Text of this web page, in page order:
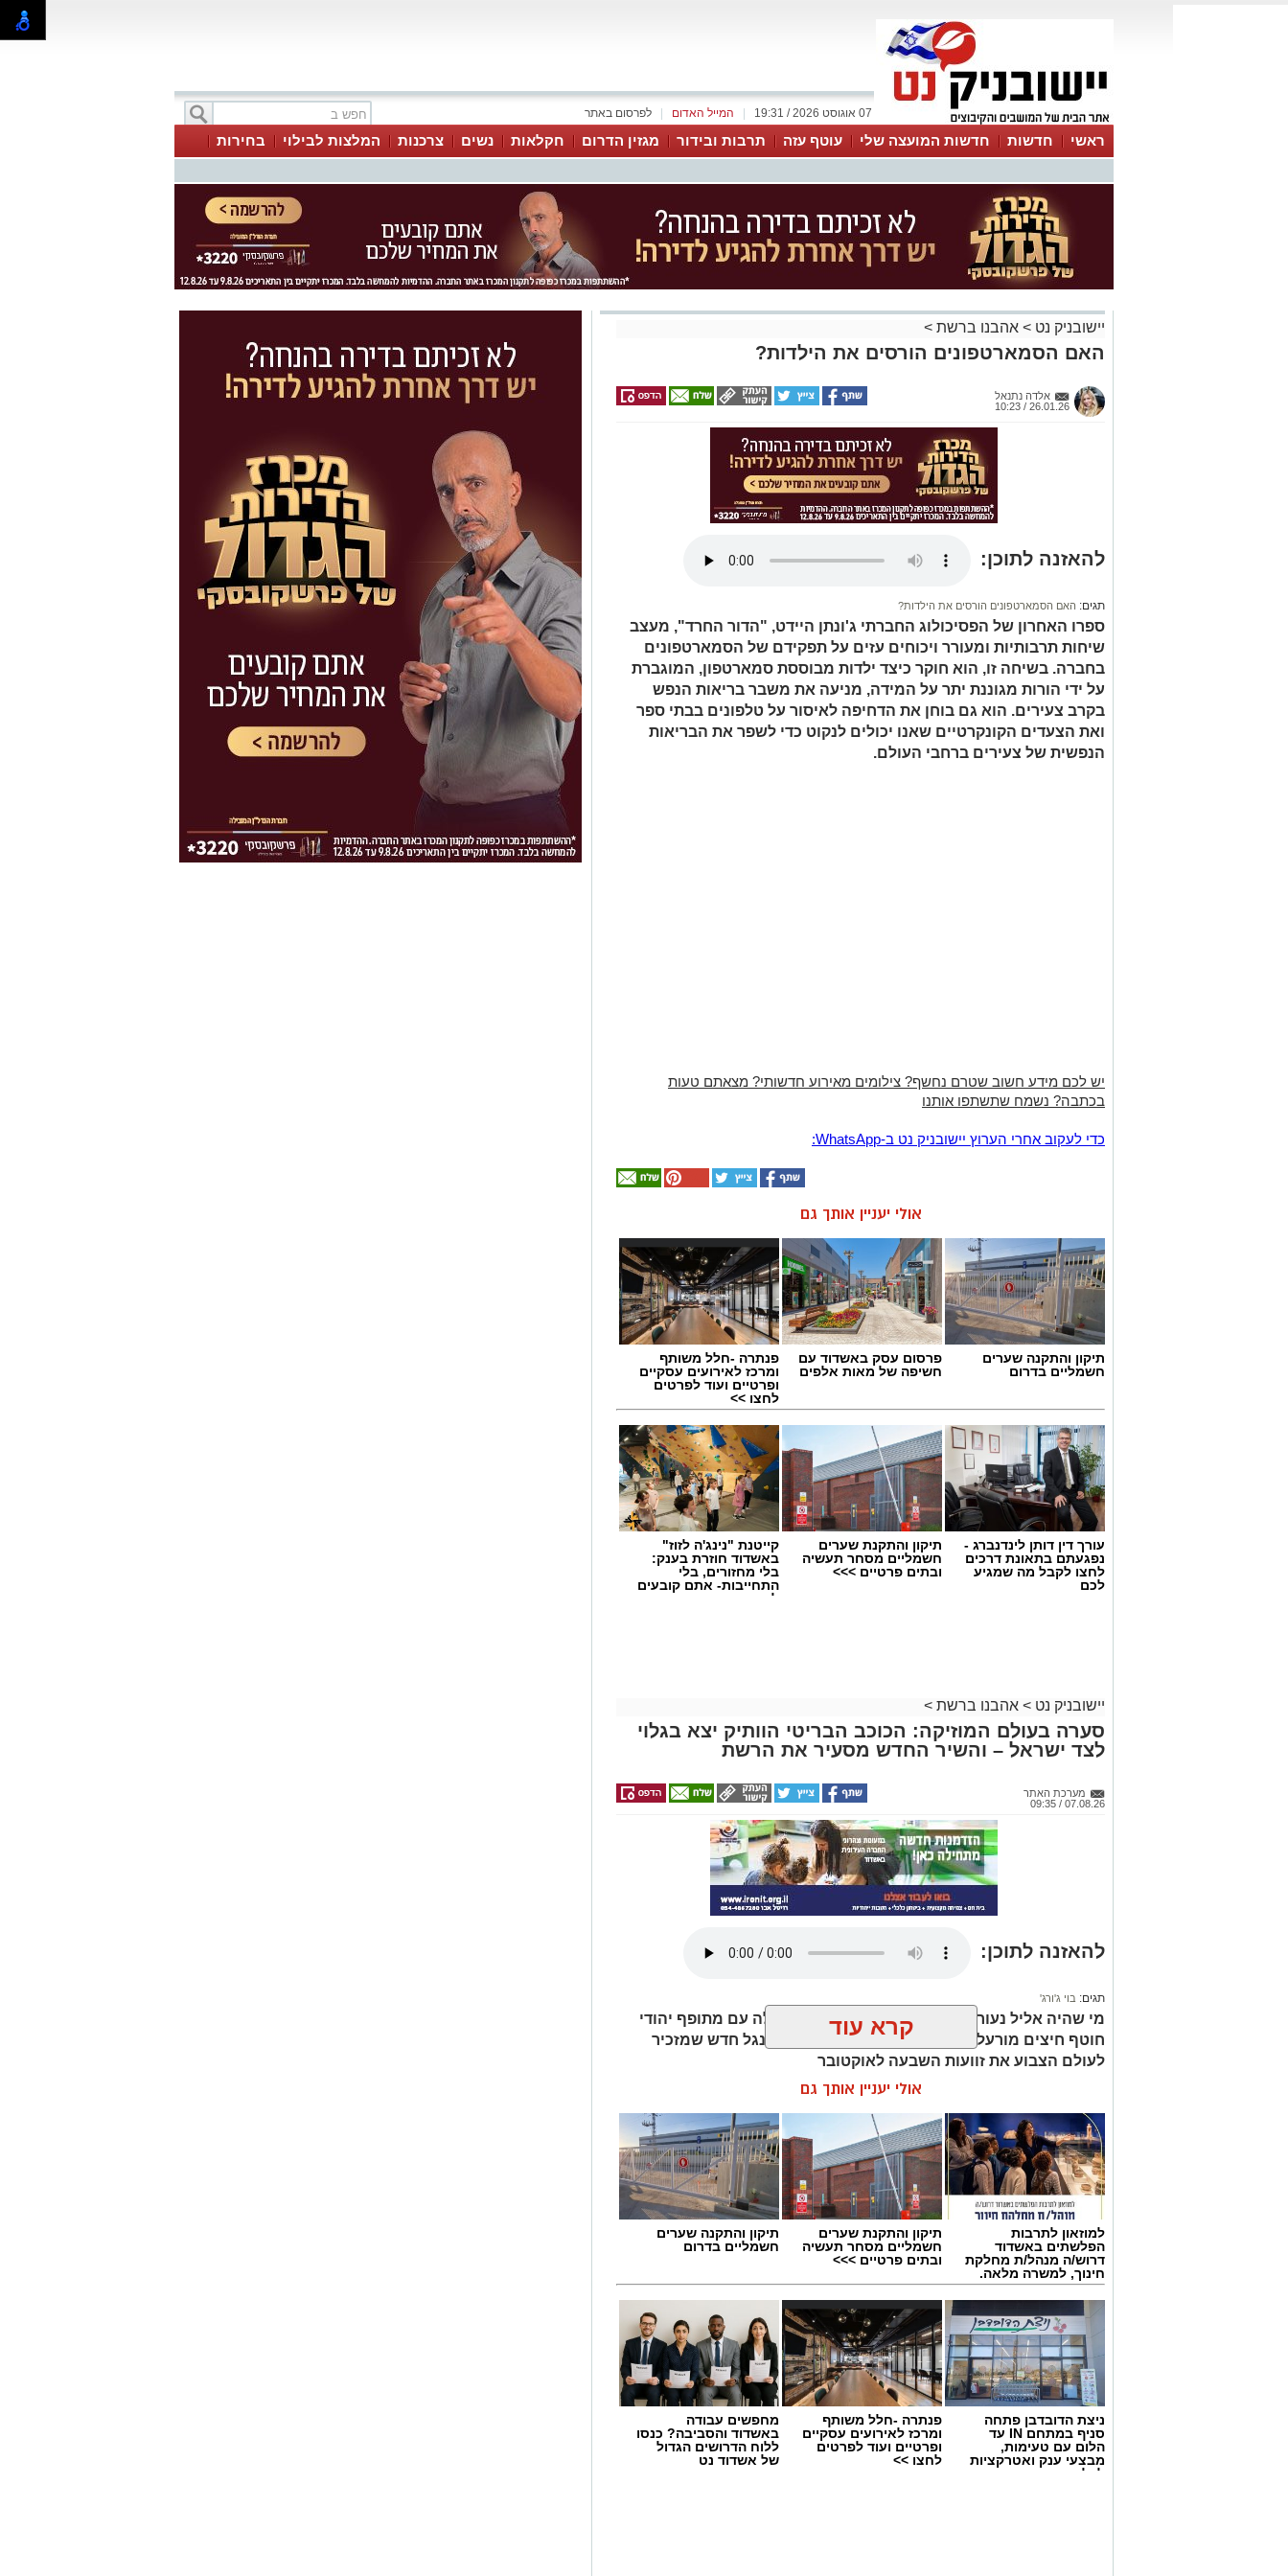
לפרסום באתר המייל האדום 07 אוגוסט 2026 / 19:31
ראשי חדשות חדשות המועצה שלי עוטף עזה תרבות ובידור מגזין הדרום חקלאות נשים צרכנות המלצות לבילוי
בחירות
יישובניק נט > אהבנו ברשת >
האם הסמארטפונים הורסים את הילדות?
אלדה נתנאל
26.01.26 / 10:23
להאזנה לתוכן:
תגים: האם הסמארטפונים הורסים את הילדות?
ספרו האחרון של הפסיכולוג החברתי ג'ונתן היידט, "הדור החרד", מעצב
שיחות תרבותיות ומעורר ויכוחים עזים על תפקידם של הסמארטפונים
בחברה. בשיחה זו, הוא חוקר כיצד ילדות מבוססת סמארטפון, המוגברת
על ידי הורות מגוננת יתר על המידה, מניעה את משבר בריאות הנפש
בקרב צעירים. הוא גם בוחן את הדחיפה לאיסור על טלפונים בבתי ספר
ואת הצעדים הקונקרטיים שאנו יכולים לנקוט כדי לשפר את הבריאות
הנפשית של צעירים ברחבי העולם.
יש לכם מידע חשוב שטרם נחשף? צילומים מאירוע חדשותי? מצאתם טעות
בכתבה? נשמח שתשתפו אותנו
‏כדי לעקוב אחרי הערוץ יישובניק נט ב-WhatsApp:‏‏‏
אולי יעניין אותך גם
תיקון והתקנה שערים
חשמליים בדרום
פרסום עסק באשדוד עם
חשיפה של מאות אלפים
פנתרה -חלל משותף
ומרכז לאירועים עסקיים
ופרטיים ועוד לפרטים
לחצו >>
עורך דין דותן לינדנברג -
נפגעתם בתאונת דרכים
לחצו לקבל מה שמגיע
לכם
תיקון והתקנת שערים
חשמליים מסחר תעשיה
ובתים פרטיים >>>
קייטנת "נינג'ה לזוז"
באשדוד חוזרת בענק:
בלי מחזורים, בלי
התחייבות- אתם קובעים
לכמה ואיזה ימים
יישובניק נט > אהבנו ברשת >
סערה בעולם המוזיקה: הכוכב הבריטי הוותיק יצא בגלוי
לצד ישראל – והשיר החדש מסעיר את הרשת
מערכת האתר
07.08.26 / 09:35
להאזנה לתוכן:
תגים: בוי ג'ורג'
מי שהיה אליל נעורים בשנות השמונים ושיתף פעולה עם מתופף יהודי
חוטף חיצים מורעלים של ביקורת לאחר ששחרר סינגל חדש שמזכיר
לעולם הצבוע את זוועות השבעה לאוקטובר
בוי ג'ורג' השיר החדש שתומך בישראל הקשיבו למילים וצפו בקלפי
הרשמי
קרא עוד
אולי יעניין אותך גם
למוזאון לתרבות
הפלשתים באשדוד
דרוש/ה מנהל/ת מחלקת
חינוך, למשרה מלאה.
תיקון והתקנת שערים
חשמליים מסחר תעשיה
ובתים פרטיים >>>
תיקון והתקנה שערים
חשמליים בדרום
ניצת הדובדבן פתחה
סניף במתחם IN עד
הלום עם טעימות,
מבצעי ענק ואטרקציות
לכל המשפחה
פנתרה -חלל משותף
ומרכז לאירועים עסקיים
ופרטיים ועוד לפרטים
לחצו >>
מחפשים עבודה
באשדוד והסביבה? כנסו
ללוח הדרושים הגדול
של אשדוד נט